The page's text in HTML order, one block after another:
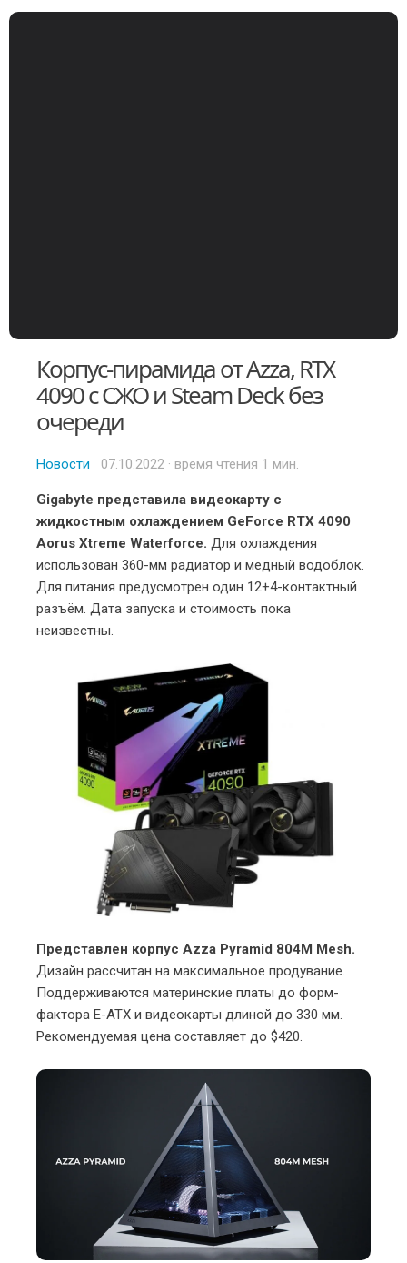
Корпус-пирамида от Azza, RTX
4090 с СЖО и Steam Deck без
очереди
Новости
Posted
07.10.2022 · время чтения 1 мин.
Gigabyte представила видеокарту с
жидкостным охлаждением GeForce RTX 4090
Aorus Xtreme Waterforce. Для охлаждения
использован 360-мм радиатор и медный водоблок.
Для питания предусмотрен один 12+4-контактный
разъём. Дата запуска и стоимость пока
неизвестны.
Представлен корпус Azza Pyramid 804M Mesh.
Дизайн рассчитан на максимальное продувание.
Поддерживаются материнские платы до форм-
фактора E-ATX и видеокарты длиной до 330 мм.
Рекомендуемая цена составляет до $420.